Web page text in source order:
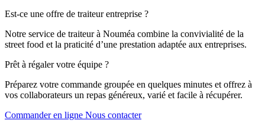
Est-ce une offre de traiteur entreprise ?
Notre service de traiteur à Nouméa combine la convivialité de la
street food et la praticité d’une prestation adaptée aux entreprises.
Prêt à régaler votre équipe ?
Préparez votre commande groupée en quelques minutes et offrez à
vos collaborateurs un repas généreux, varié et facile à récupérer.
Commander en ligne Nous contacter